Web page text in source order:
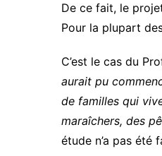
De ce fait, le
Pour la plupart
C’est le cas du
aurait pu
de familles qui
maraîchers, des
étude n’a pas été